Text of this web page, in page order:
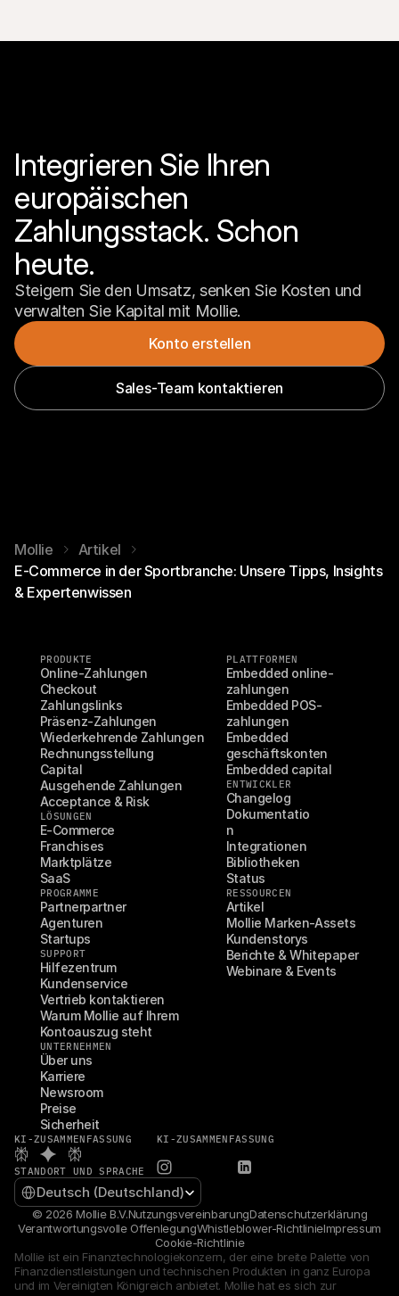
Integrieren Sie Ihren
europäischen
Zahlungsstack. Schon
heute.
Steigern Sie den Umsatz, senken Sie Kosten und
verwalten Sie Kapital mit Mollie.
Konto erstellen
Sales-Team kontaktieren
Mollie
Artikel
E-Commerce in der Sportbranche: Unsere Tipps, Insights
& Expertenwissen
PRODUKTE
Online-Zahlungen
Checkout
Zahlungslinks
Präsenz-Zahlungen
Wiederkehrende Zahlungen
Rechnungsstellung
Capital
Ausgehende Zahlungen
Acceptance & Risk
LÖSUNGEN
E-Commerce
Franchises
Marktplätze
SaaS
PROGRAMME
Partnerpartner
Agenturen
Startups
SUPPORT
Hilfezentrum
Kundenservice
Vertrieb kontaktieren
Warum Mollie auf Ihrem
Kontoauszug steht
UNTERNEHMEN
Über uns
Karriere
Newsroom
Preise
Sicherheit
PLATTFORMEN
Embedded online-
zahlungen
Embedded POS-
zahlungen
Embedded
geschäftskonten
Embedded capital
ENTWICKLER
Changelog
Dokumentatio
n
Integrationen
Bibliotheken
Status
RESSOURCEN
Artikel
Mollie Marken-Assets
Kundenstorys
Berichte & Whitepaper
Webinare & Events
KI-ZUSAMMENFASSUNG KI-ZUSAMMENFASSUNG
STANDORT UND SPRACHE
Select Language
Deutsch (Deutschland)
© 2026 Mollie B.V.NutzungsvereinbarungDatenschutzerklärung
Verantwortungsvolle OffenlegungWhistleblower-RichtlinieImpressum
Cookie-Richtlinie
Mollie ist ein Finanztechnologiekonzern, der eine breite Palette von
Finanzdienstleistungen und technischen Produkten in ganz Europa
und im Vereinigten Königreich anbietet. Mollie hat es sich zur